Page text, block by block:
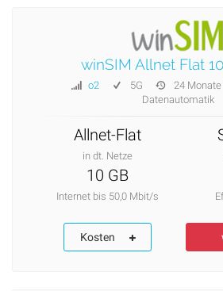
winSIM Allnet Flat
o2 5G
24
Datenautomatik
Allnet-Flat
in dt. Netze
10 GB
Internet bis 50,0 Mbit/s
Kosten